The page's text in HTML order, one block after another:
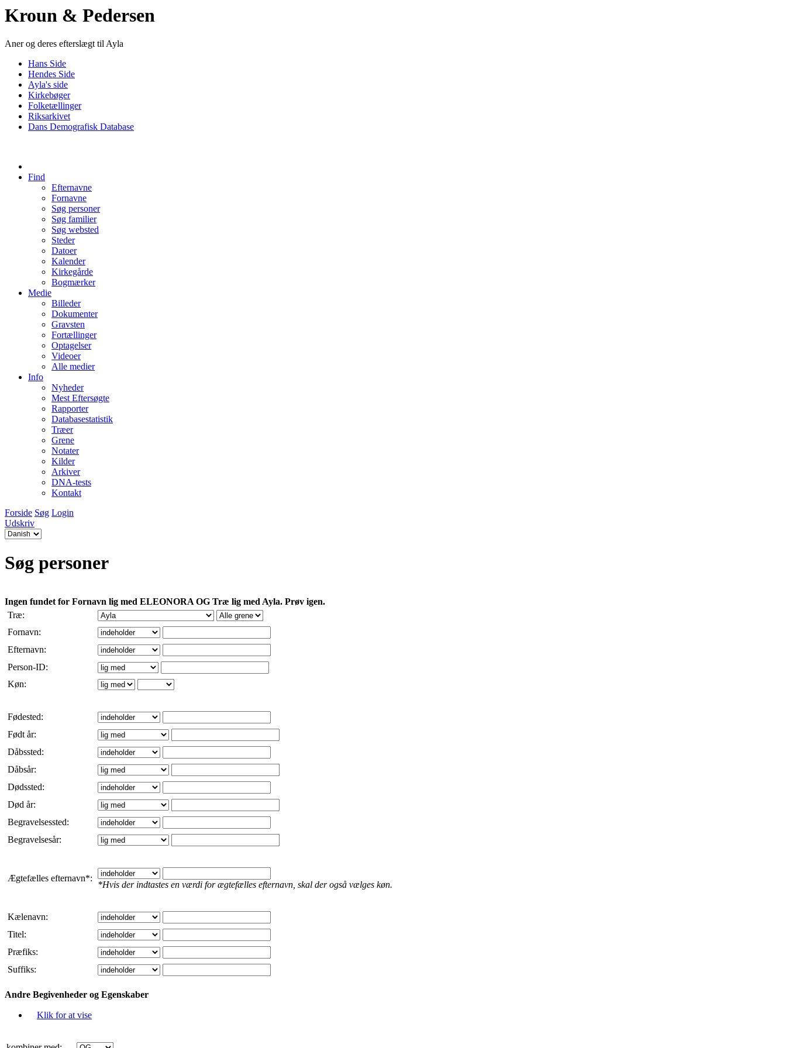
Kroun & Pedersen
Aner og deres efterslægt til Ayla
Hans Side
Hendes Side
Ayla's side
Kirkebøger
Folketællinger
Riksarkivet
Dans Demografisk Database
Find
Efternavne
Fornavne
Søg personer
Søg familier
Søg websted
Steder
Datoer
Kalender
Kirkegårde
Bogmærker
Medie
Billeder
Dokumenter
Gravsten
Fortællinger
Optagelser
Videoer
Alle medier
Info
Nyheder
Mest Eftersøgte
Rapporter
Databasestatistik
Træer
Grene
Notater
Kilder
Arkiver
DNA-tests
Kontakt
Forside Søg Login
Udskriv
Søg personer
Ingen fundet for Fornavn lig med ELEONORA OG Træ lig med Ayla. Prøv igen.
Træ:
Fornavn:
Efternavn:
Person-ID:
Køn:
Fødested:
Født år:
Dåbssted:
Dåbsår:
Dødssted:
Død år:
Begravelsessted:
Begravelsesår:
Ægtefælles efternavn*:
*Hvis der indtastes en værdi for ægtefælles efternavn, skal der også vælges køn.
Kælenavn:
Titel:
Præfiks:
Suffiks:
Andre Begivenheder og Egenskaber
Klik for at vise